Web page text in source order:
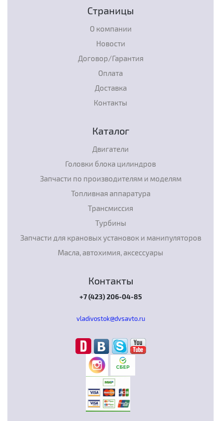
Страницы
О компании
Новости
Договор/Гарантия
Оплата
Доставка
Контакты
Каталог
Двигатели
Головки блока цилиндров
Запчасти по производителям и моделям
Топливная аппаратура
Трансмиссия
Турбины
Запчасти для крановых установок и манипуляторов
Масла, автохимия, аксессуары
Контакты
+7 (423) 206-04-85
vladivostok@dvsavto.ru